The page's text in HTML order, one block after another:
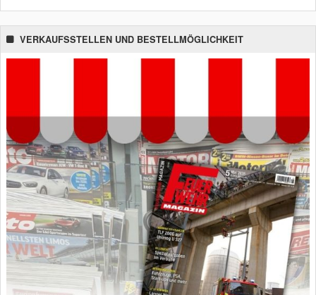
VERKAUFSSTELLEN UND BESTELLMÖGLICHKEIT